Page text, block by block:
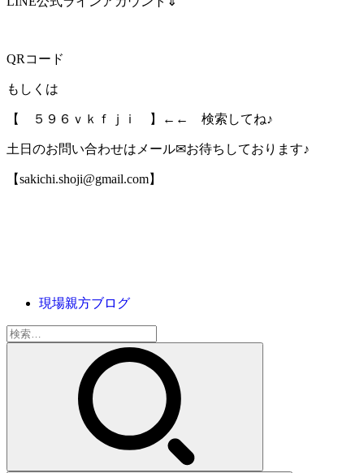
QRコード
もしくは
【 ５９６ｖｋｆｊｉ 】←← 検索してね♪
土日のお問い合わせはメール✉お待ちしております♪
【sakichi.shoji@gmail.com】
現場親方ブログ
検
索: